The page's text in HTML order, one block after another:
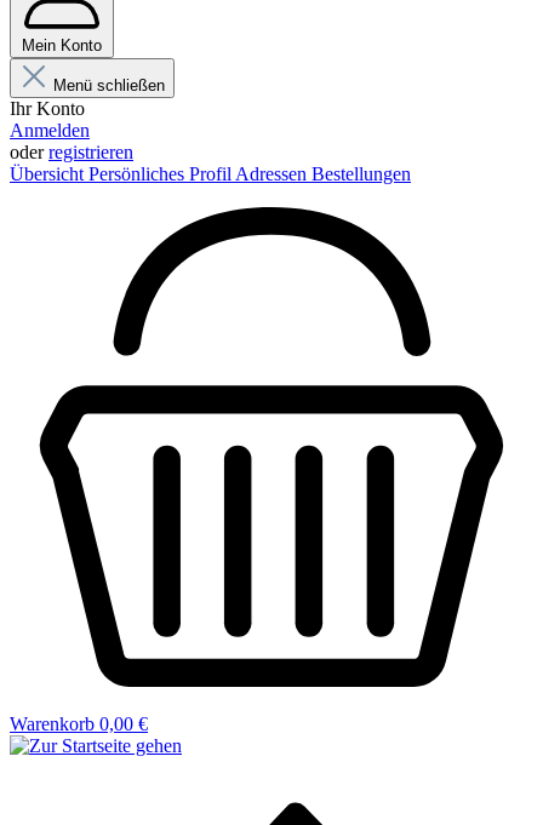
Mein Konto
Menü schließen
Ihr Konto
Anmelden
oderregistrieren
Übersicht Persönliches Profil Adressen Bestellungen
Warenkorb 0,00 €